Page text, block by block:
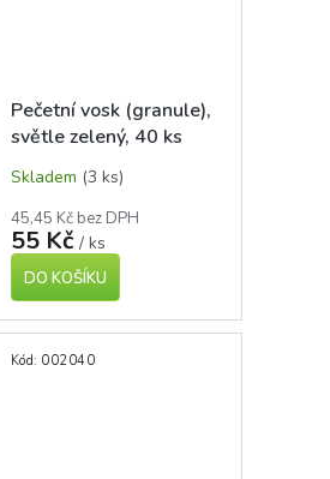
Pečetní vosk (granule),
světle zelený, 40 ks
Skladem (3 ks)
45,45 Kč bez DPH
55 Kč / ks
DO KOŠÍKU
Kód: 002040